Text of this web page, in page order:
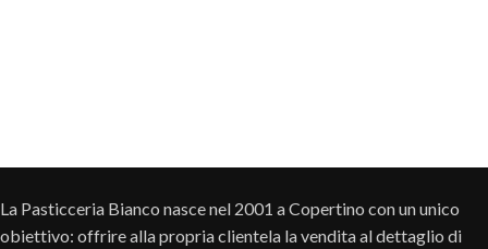
La Pasticceria Bianco nasce nel 2001 a Copertino con un unico
obiettivo: offrire alla propria clientela la vendita al dettaglio di